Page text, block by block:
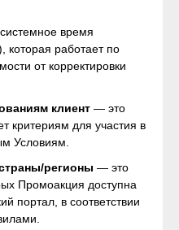
время
работает по
от корректировки
клиент — это
критериям для участия в
Условиям.
регионы — это
Промоакция доступна
портал, в соответствии